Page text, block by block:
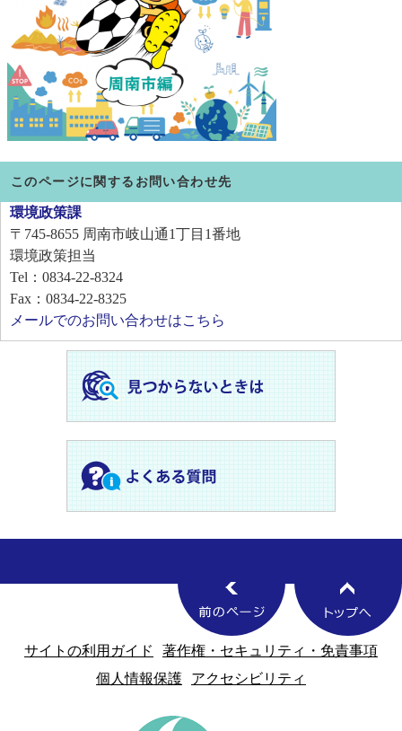
このページに関するお問い合わせ先
環境政策課
〒745-8655 周南市岐山通1丁目1番地
環境政策担当
Tel：0834-22-8324
Fax：0834-22-8325
メールでのお問い合わせはこちら
サイトの利用ガイド
著作権・セキュリティ・免責事項
個人情報保護
アクセシビリティ